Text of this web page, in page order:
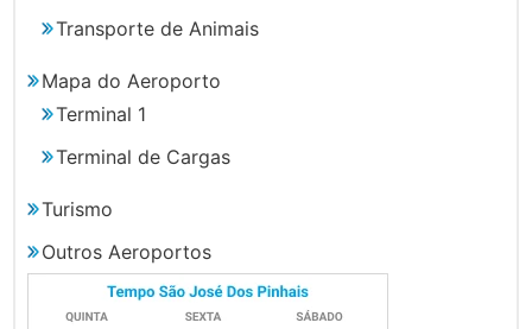
Transporte de Animais
Mapa do Aeroporto
Terminal 1
Terminal de Cargas
Turismo
Outros Aeroportos